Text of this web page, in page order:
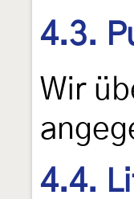
4.3.
Wir
4.4.